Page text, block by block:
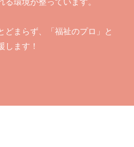
まらず、「福祉のプロ」と
します！